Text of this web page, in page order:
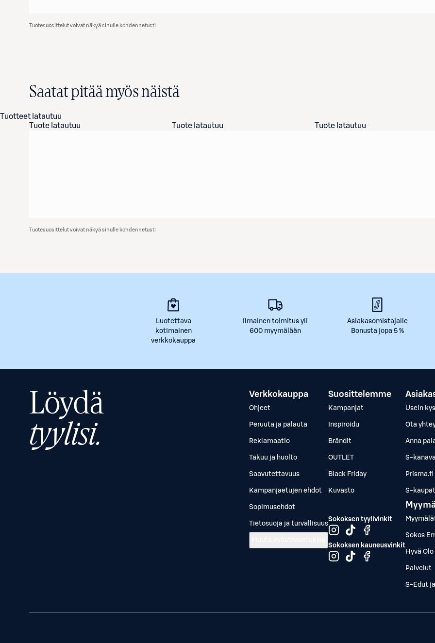
Tuotesuosittelut voivat näkyä sinulle kohdennetusti
Saatat pitää myös näistä
Tuotteet latautuu
Tuote latautuu
Tuote latautuu Tuote latautuu
Tuotesuosittelut voivat näkyä sinulle kohdennetusti
Luotettava
kotimainen
verkkokauppa
Ilmainen toimitus yli
600 myymälään
Asiakasomistajalle
Bonusta jopa 5 %
Löydä
tyylisi.
Verkkokauppa
Ohjeet
Peruuta ja palauta
Reklamaatio
Takuu ja huolto
Saavutettavuus
Kampanjaetujen ehdot
Sopimusehdot
Tietosuoja ja turvallisuus
Suosittelemme
Kampanjat
Inspiroidu
Brändit
OUTLET
Black Friday
Kuvasto
Sokoksen tyylivinkit
Sokoksen kauneusvinkit
Usein
Ota
Anna
S-
Prisma.fi
S-
Sokos
Hyvä
Palvelut
S-Edut